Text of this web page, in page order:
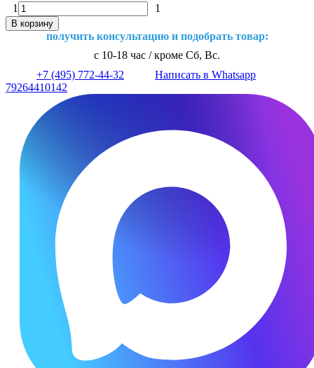
1 1
В корзину
получить консультацию и подобрать товар:
с 10-18 час / кроме Сб, Вс.
+7 (495) 772-44-32
Написать в Whatsapp
79264410142